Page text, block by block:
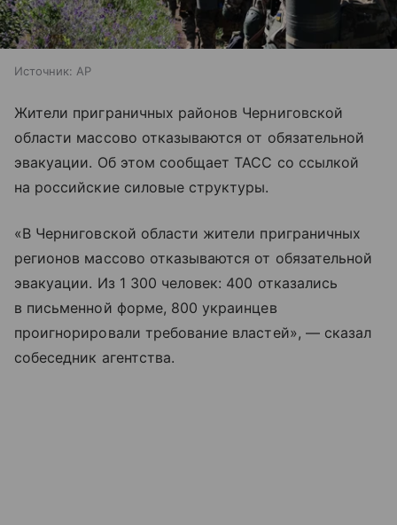
Источник: AP
Жители приграничных районов Черниговской
области массово отказываются от обязательной
эвакуации. Об этом сообщает ТАСС со ссылкой
на российские силовые структуры.
«В Черниговской области жители приграничных
регионов массово отказываются от обязательной
эвакуации. Из 1 300 человек: 400 отказались
в письменной форме, 800 украинцев
проигнорировали требование властей», — сказал
собеседник агентства.